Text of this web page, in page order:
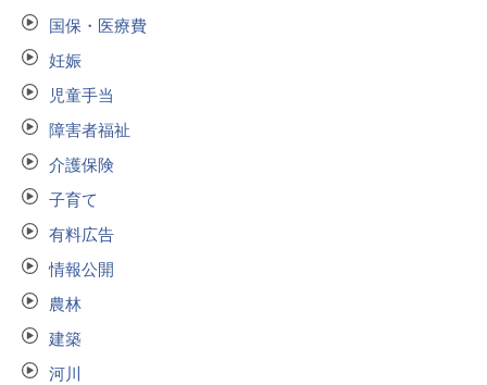
国保・医療費
妊娠
児童手当
障害者福祉
介護保険
子育て
有料広告
情報公開
農林
建築
河川